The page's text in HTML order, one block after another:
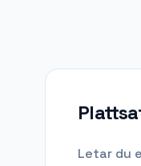
Letar du